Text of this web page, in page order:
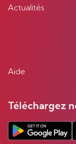
Actualités
Aide
Téléchargez